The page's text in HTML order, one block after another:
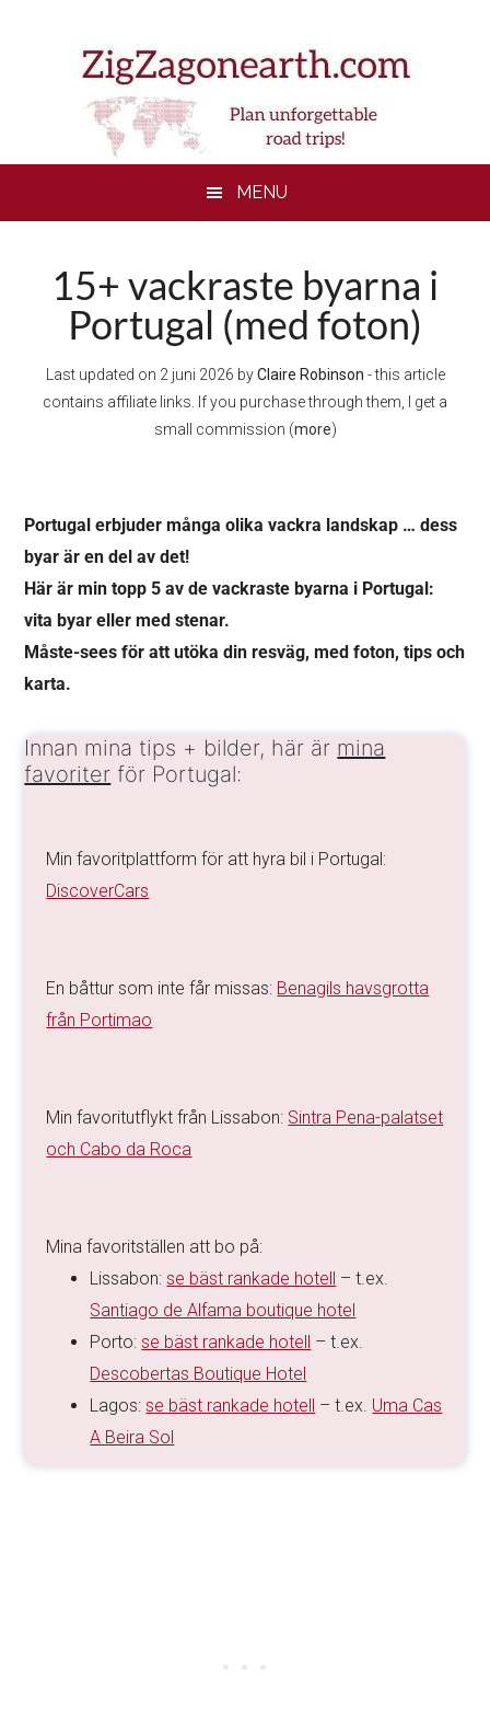
MENU
15+ vackraste byarna i
Portugal (med foton)
Last updated on 2 juni 2026 byClaire Robinson - this article
contains affiliate links. If you purchase through them, I get a
small commission (more)
Portugal erbjuder många olika vackra landskap … dess
byar är en del av det!
Här är min topp 5 av de vackraste byarna i Portugal:
vita byar eller med stenar.
Måste-sees för att utöka din resväg, med foton, tips och
karta.
Innan mina tips + bilder, här är mina
favoriter för Portugal:
Min favoritplattform för att hyra bil i Portugal:
DiscoverCars
En båttur som inte får missas: Benagils havsgrotta
från Portimao
Min favoritutflykt från Lissabon: Sintra Pena-palatset
och Cabo da Roca
Mina favoritställen att bo på:
Lissabon:se bäst rankade hotell
– t.ex.
Santiago de Alfama boutique hotel
Porto:se bäst rankade hotell
– t.ex.
Descobertas Boutique Hotel
Lagos:se bäst rankade hotell – t.ex. Uma Cas
A Beira Sol